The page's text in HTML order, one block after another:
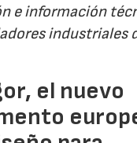
e información
industriales
el nuevo